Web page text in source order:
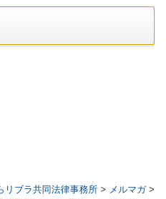
リブラ共同法律事務所 > メルマガ>